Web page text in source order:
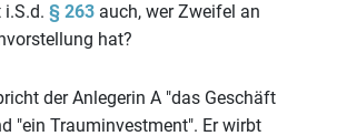
i.S.d.§ 263 auch, wer Zweifel an
hat?
der Anlegerin A "das Geschäft
"ein Trauminvestment". Er wirbt